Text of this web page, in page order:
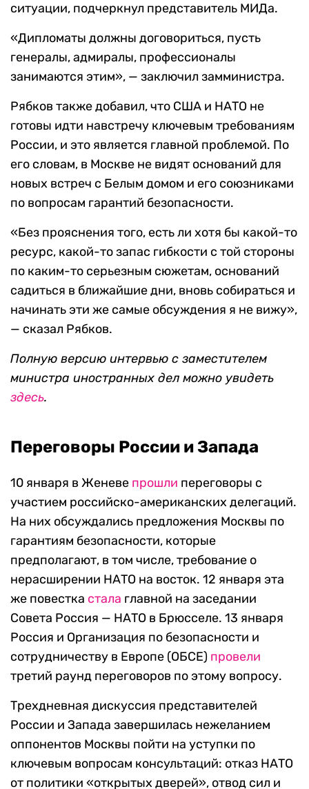
ситуации, подчеркнул представитель МИДа.
«Дипломаты должны договориться, пусть
генералы, адмиралы, профессионалы
занимаются этим», — заключил замминистра.
Рябков также добавил, что США и НАТО не
готовы идти навстречу ключевым требованиям
России, и это является главной проблемой. По
его словам, в Москве не видят оснований для
новых встреч с Белым домом и его союзниками
по вопросам гарантий безопасности.
«Без прояснения того, есть ли хотя бы какой-то
ресурс, какой-то запас гибкости с той стороны
по каким-то серьезным сюжетам, оснований
садиться в ближайшие дни, вновь собираться и
начинать эти же самые обсуждения я не вижу»,
— сказал Рябков.
Полную версию интервью с заместителем
министра иностранных дел можно увидеть
здесь.
Переговоры России и Запада
10 января в Женеве прошли переговоры с
участием российско-американских делегаций.
На них обсуждались предложения Москвы по
гарантиям безопасности, которые
предполагают, в том числе, требование о
нерасширении НАТО на восток. 12 января эта
же повестка стала главной на заседании
Совета Россия — НАТО в Брюсселе. 13 января
Россия и Организация по безопасности и
сотрудничеству в Европе (ОБСЕ) провели
третий раунд переговоров по этому вопросу.
Трехдневная дискуссия представителей
России и Запада завершилась нежеланием
оппонентов Москвы пойти на уступки по
ключевым вопросам консультаций: отказ НАТО
от политики «открытых дверей», отвод сил и